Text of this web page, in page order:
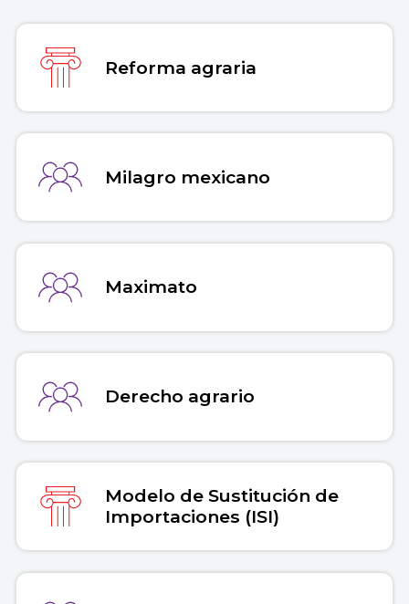
Copiar cita
Reforma agraria
Milagro mexicano
Maximato
Derecho agrario
Modelo de Sustitución de
Importaciones (ISI)